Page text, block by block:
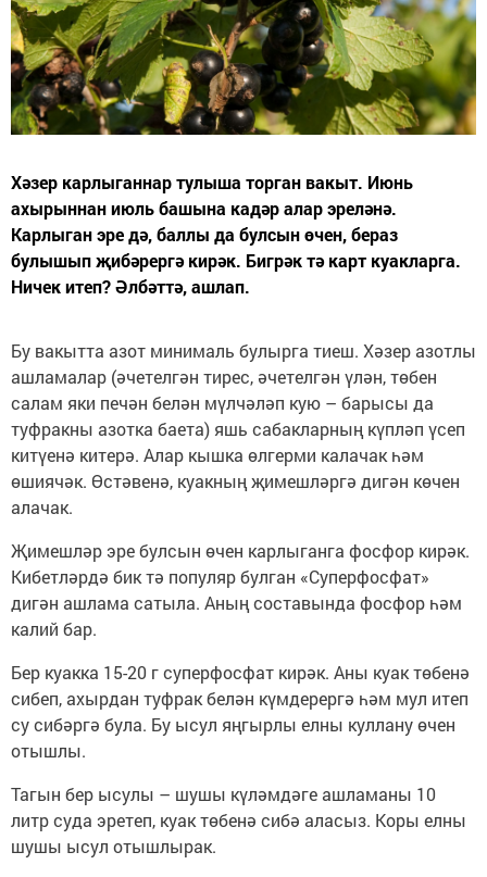
Хәзер карлыганнар тулыша торган вакыт. Июнь
ахырыннан июль башына кадәр алар эреләнә.
Карлыган эре дә, баллы да булсын өчен, бераз
булышып җибәрергә кирәк. Бигрәк тә карт куакларга.
Ничек итеп? Әлбәттә, ашлап.
Бу вакытта азот минималь булырга тиеш. Хәзер азотлы
ашламалар (әчетелгән тирес, әчетелгән үлән, төбен
салам яки печән белән мүлчәләп кую – барысы да
туфракны азотка баета) яшь сабакларның күпләп үсеп
китүенә китерә. Алар кышка өлгерми калачак һәм
өшиячәк. Өстәвенә, куакның җимешләргә дигән көчен
алачак.
Җимешләр эре булсын өчен карлыганга фосфор кирәк.
Кибетләрдә бик тә популяр булган «Суперфосфат»
дигән ашлама сатыла. Аның составында фосфор һәм
калий бар.
Бер куакка 15-20 г суперфосфат кирәк. Аны куак төбенә
сибеп, ахырдан туфрак белән күмдерергә һәм мул итеп
су сибәргә була. Бу ысул яңгырлы елны куллану өчен
отышлы.
Тагын бер ысулы – шушы күләмдәге ашламаны 10
литр суда эретеп, куак төбенә сибә аласыз. Коры елны
шушы ысул отышлырак.